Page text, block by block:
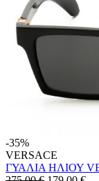
-35%
VERSACE
ΓΥΑΛΙΑ ΗΛΙΟΥ